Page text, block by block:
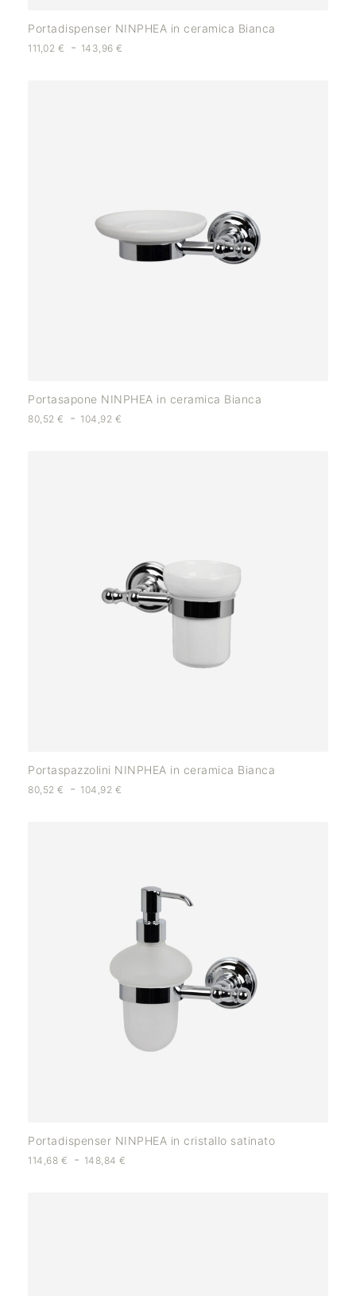
Portadispenser NINPHEA in ceramica Bianca
111,02 € - 143,96€
Portasapone NINPHEA in ceramica Bianca
80,52 € - 104,92 €
Portaspazzolini NINPHEA in ceramica Bianca
80,52 € - 104,92 €
Portadispenser NINPHEA in cristallo satinato
114,68 € - 148,84€